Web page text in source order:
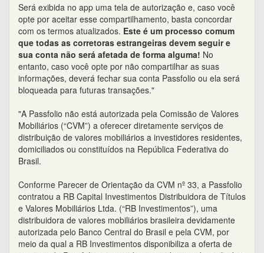
Será exibida no app uma tela de autorização e, caso você
opte por aceitar esse compartilhamento, basta concordar
com os termos atualizados. Este é um processo comum
que todas as corretoras estrangeiras devem seguir e
sua conta não será afetada de forma alguma! No
entanto, caso você opte por não compartilhar as suas
informações, deverá fechar sua conta Passfolio ou ela será
bloqueada para futuras transações."
"A Passfolio não está autorizada pela Comissão de Valores
Mobiliários (“CVM”) a oferecer diretamente serviços de
distribuição de valores mobiliários a investidores residentes,
domiciliados ou constituídos na República Federativa do
Brasil.
Conforme Parecer de Orientação da CVM nº 33, a Passfolio
contratou a RB Capital Investimentos Distribuidora de Títulos
e Valores Mobiliários Ltda. (“RB Investimentos”), uma
distribuidora de valores mobiliários brasileira devidamente
autorizada pelo Banco Central do Brasil e pela CVM, por
meio da qual a RB Investimentos disponibiliza a oferta de